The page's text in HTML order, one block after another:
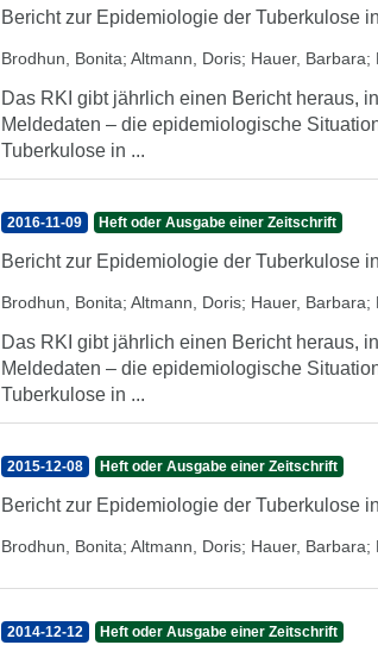
Bericht zur Epidemiologie der Tuberkulose
Brodhun, Bonita; Altmann, Doris; Hauer, Barbara;
Das RKI gibt jährlich einen Bericht heraus,
Meldedaten – die epidemiologische
Tuberkulose in ...
2016-11-09 Heft oder Ausgabe einer Zeitschrift
Bericht zur Epidemiologie der Tuberkulose
Brodhun, Bonita; Altmann, Doris; Hauer, Barbara;
Das RKI gibt jährlich einen Bericht heraus,
Meldedaten – die epidemiologische
Tuberkulose in ...
2015-12-08 Heft oder Ausgabe einer Zeitschrift
Bericht zur Epidemiologie der Tuberkulose
Brodhun, Bonita; Altmann, Doris; Hauer, Barbara;
2014-12-12 Heft oder Ausgabe einer Zeitschrift